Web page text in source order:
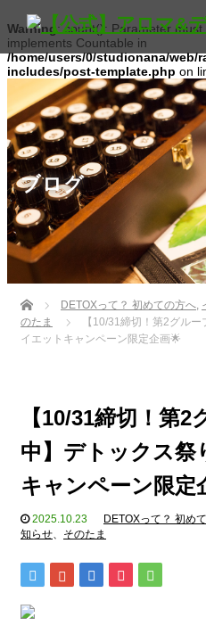
Warning: count(): Parameter
implements Countable in
/home/users/0/studionana/web/
includes/post-template.php on
ブログ
Home DETOXって？ 初めての方へ,
のたま
【10/31締切！第2グル
イエットキャンペーン限定企画🌟
【10/31締切！第
中】デトックス祭
キャンペーン限定
2025.10.23 DETOXって？ 初め
知らせ、 そのたま